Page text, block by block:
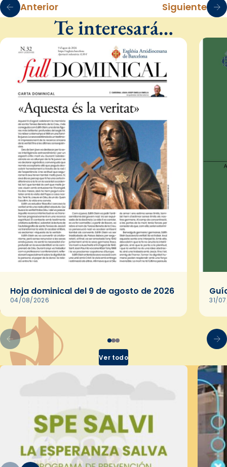
Anterior Siguiente
Te interesará…
Hoja dominical del 9 de agosto de 2026
04/08/2026 31/
Ver todo